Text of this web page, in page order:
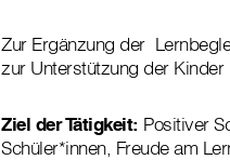
Zur Ergänzung der
zur Unterstützung der
Ziel der Tätigkeit: Positiver
Schüler*innen, Freude am